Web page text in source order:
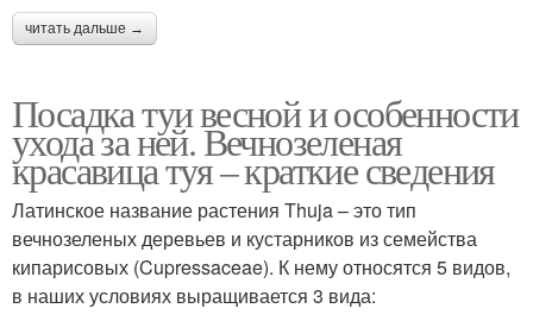
читать дальше →
Посадка туи весной и особенности
ухода за ней. Вечнозеленая
красавица туя – краткие сведения
Латинское название растения Thuja – это тип
вечнозеленых деревьев и кустарников из семейства
кипарисовых (Cupressaceae). К нему относятся 5 видов,
в наших условиях выращивается 3 вида: